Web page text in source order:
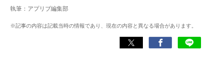
ゲームだけでも1,000本以上。ゲーム開発者を目指した経験
くして面白さを引き出し、人々に伝えるためゲームライタ
執筆：アプリブ編集部
※記事の内容は記載当時の情報であり、現在の内容と異なる場合があります。